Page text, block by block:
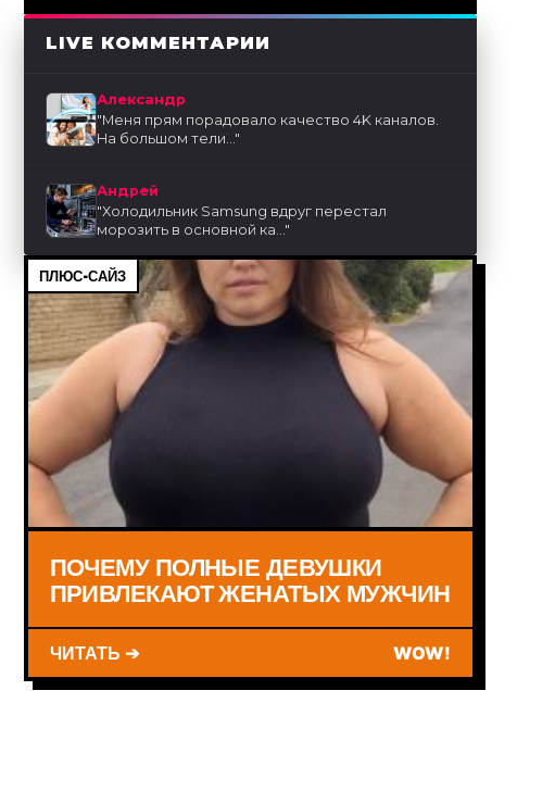
LIVE КОММЕНТАРИИ
Александр
"Меня прям порадовало качество 4K каналов.
На большом тели..."
Андрей
"Холодильник Samsung вдруг перестал
морозить в основной ка..."
ПЛЮС-САЙЗ
ПОЧЕМУ ПОЛНЫЕ ДЕВУШКИ
ПРИВЛЕКАЮТ ЖЕНАТЫХ МУЖЧИН
ЧИТАТЬ ➔ WOW!